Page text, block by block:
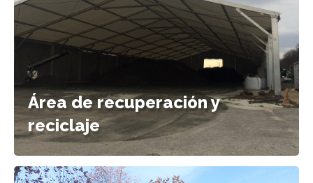
Área de recuperación y
reciclaje